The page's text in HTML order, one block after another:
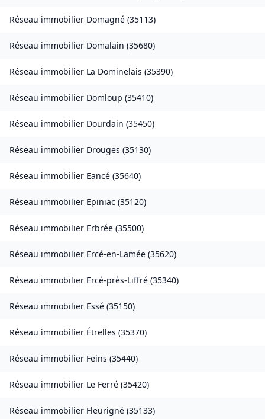
Réseau immobilier Domagné (35113)
Réseau immobilier Domalain (35680)
Réseau immobilier La Dominelais (35390)
Réseau immobilier Domloup (35410)
Réseau immobilier Dourdain (35450)
Réseau immobilier Drouges (35130)
Réseau immobilier Eancé (35640)
Réseau immobilier Epiniac (35120)
Réseau immobilier Erbrée (35500)
Réseau immobilier Ercé-en-Lamée (35620)
Réseau immobilier Ercé-près-Liffré (35340)
Réseau immobilier Essé (35150)
Réseau immobilier Étrelles (35370)
Réseau immobilier Feins (35440)
Réseau immobilier Le Ferré (35420)
Réseau immobilier Fleurigné (35133)